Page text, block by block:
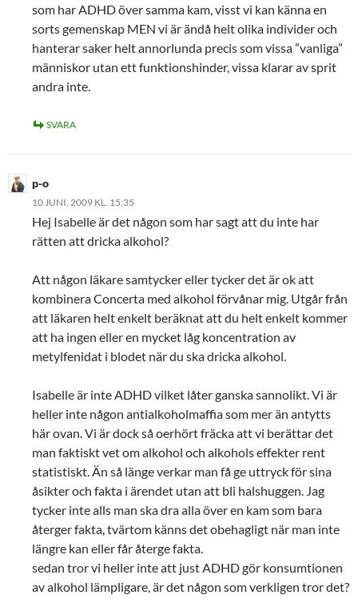
som har ADHD över samma kam, visst vi kan känna en
sorts gemenskap MEN vi är ändå helt olika individer och
hanterar saker helt annorlunda precis som vissa ”vanliga”
människor utan ett funktionshinder, vissa klarar av sprit
andra inte.
SVARA
p-o
10 JUNI, 2009 KL. 15:35
Hej Isabelle är det någon som har sagt att du inte har
rätten att dricka alkohol?
Att någon läkare samtycker eller tycker det är ok att
kombinera Concerta med alkohol förvånar mig. Utgår från
att läkaren helt enkelt beräknat att du helt enkelt kommer
att ha ingen eller en mycket låg koncentration av
metylfenidat i blodet när du ska dricka alkohol.
Isabelle är inte ADHD vilket låter ganska sannolikt. Vi är
heller inte någon antialkoholmaffia som mer än antytts
här ovan. Vi är dock så oerhört fräcka att vi berättar det
man faktiskt vet om alkohol och alkohols effekter rent
statistiskt. Än så länge verkar man få ge uttryck för sina
åsikter och fakta i ärendet utan att bli halshuggen. Jag
tycker inte alls man ska dra alla över en kam som bara
återger fakta, tvärtom känns det obehagligt när man inte
längre kan eller får återge fakta.
sedan tror vi heller inte att just ADHD gör konsumtionen
av alkohol lämpligare, är det någon som verkligen tror det?